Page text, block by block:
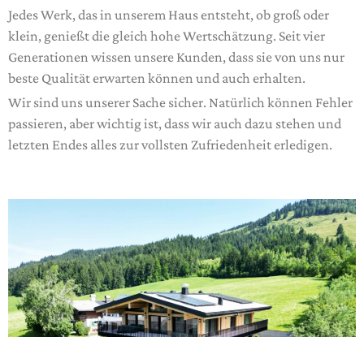
Jedes Werk, das in unserem Haus entsteht, ob groß oder
klein, genießt die gleich hohe Wertschätzung. Seit vier
Generationen wissen unsere Kunden, dass sie von uns nur
beste Qualität erwarten können und auch erhalten.
Wir sind uns unserer Sache sicher. Natürlich können Fehler
passieren, aber wichtig ist, dass wir auch dazu stehen und
letzten Endes alles zur vollsten Zufriedenheit erledigen.